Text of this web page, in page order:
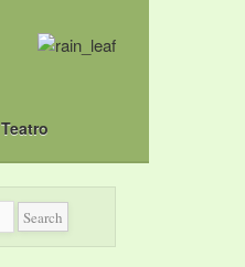
Teatro